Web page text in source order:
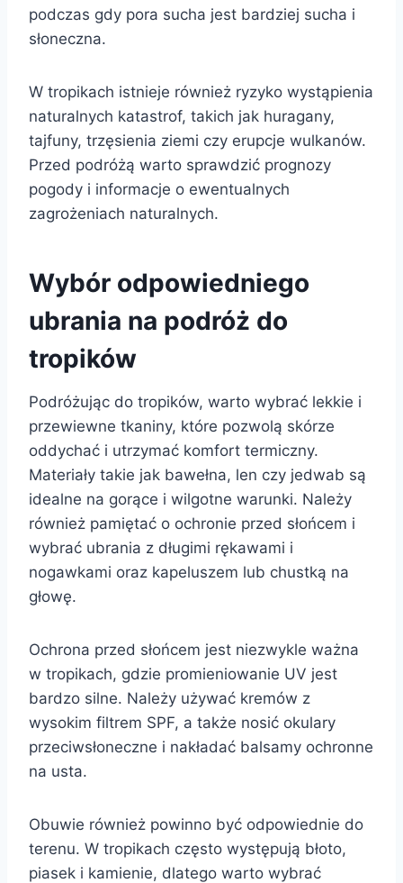
podczas gdy pora sucha jest bardziej sucha i
słoneczna.
W tropikach istnieje również ryzyko wystąpienia
naturalnych katastrof, takich jak huragany,
tajfuny, trzęsienia ziemi czy erupcje wulkanów.
Przed podróżą warto sprawdzić prognozy
pogody i informacje o ewentualnych
zagrożeniach naturalnych.
Wybór odpowiedniego
ubrania na podróż do
tropików
Podróżując do tropików, warto wybrać lekkie i
przewiewne tkaniny, które pozwolą skórze
oddychać i utrzymać komfort termiczny.
Materiały takie jak bawełna, len czy jedwab są
idealne na gorące i wilgotne warunki. Należy
również pamiętać o ochronie przed słońcem i
wybrać ubrania z długimi rękawami i
nogawkami oraz kapeluszem lub chustką na
głowę.
Ochrona przed słońcem jest niezwykle ważna
w tropikach, gdzie promieniowanie UV jest
bardzo silne. Należy używać kremów z
wysokim filtrem SPF, a także nosić okulary
przeciwsłoneczne i nakładać balsamy ochronne
na usta.
Obuwie również powinno być odpowiednie do
terenu. W tropikach często występują błoto,
piasek i kamienie, dlatego warto wybrać